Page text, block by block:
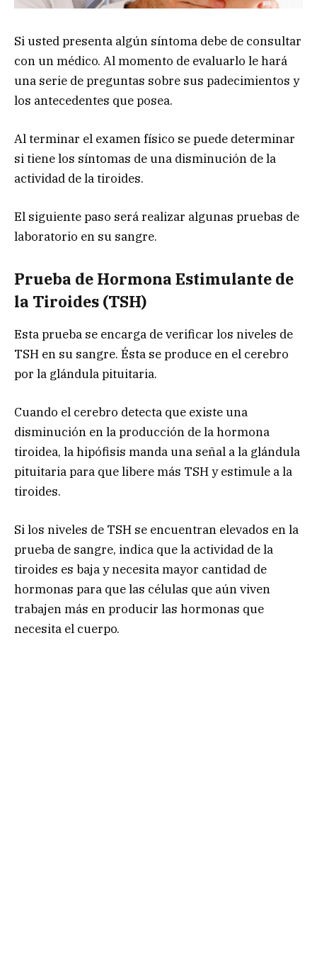
Si usted presenta algún síntoma debe de consultar
con un médico. Al momento de evaluarlo le hará
una serie de preguntas sobre sus padecimientos y
los antecedentes que posea.
Al terminar el examen físico se puede determinar
si tiene los síntomas de una disminución de la
actividad de la tiroides.
El siguiente paso será realizar algunas pruebas de
laboratorio en su sangre.
Prueba de Hormona Estimulante de
la Tiroides (TSH)
Esta prueba se encarga de verificar los niveles de
TSH en su sangre. Ésta se produce en el cerebro
por la glándula pituitaria.
Cuando el cerebro detecta que existe una
disminución en la producción de la hormona
tiroidea, la hipófisis manda una señal a la glándula
pituitaria para que libere más TSH y estimule a la
tiroides.
Si los niveles de TSH se encuentran elevados en la
prueba de sangre, indica que la actividad de la
tiroides es baja y necesita mayor cantidad de
hormonas para que las células que aún viven
trabajen más en producir las hormonas que
necesita el cuerpo.